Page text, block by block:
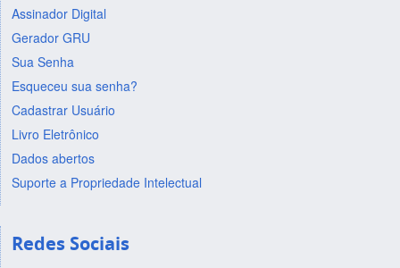
Assinador Digital
Gerador GRU
Sua Senha
Esqueceu sua senha?
Cadastrar Usuário
Livro Eletrônico
Dados abertos
Suporte a Propriedade Intelectual
Redes Sociais